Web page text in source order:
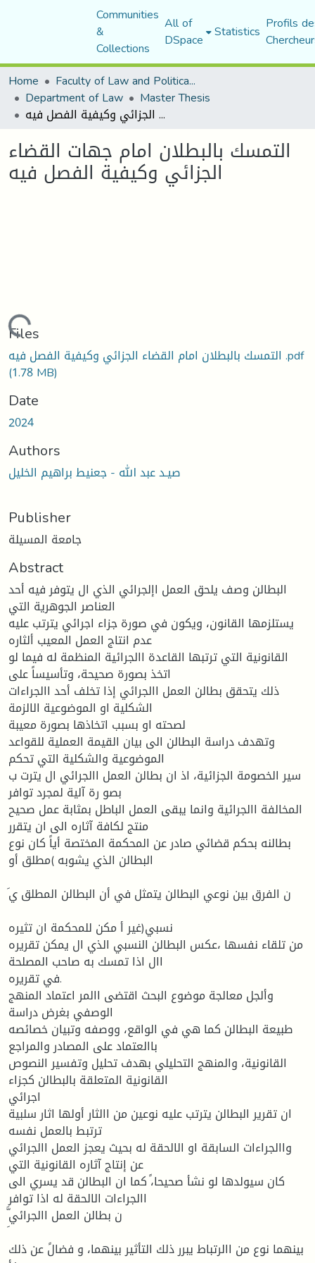
Communities
&
Collections
All of
DSpace Statistics Profils
Home
Faculty of Law and Political Science
Department of Law Master Thesis
التمسك بالبطلان امام جهات القضاء الجزائي وكيفية الفصل فيه
التمسك بالبطلان امام جهات القضاء
الجزائي وكيفية الفصل فيه
Files
التمسك بالبطلان امام القضاء الجزائي وكيفية الفصل فيه .pdf
(1.78 MB)
Date
2024
Authors
صيـد عبد الله - جعنيط براهيم الخليل
Publisher
جامعة المسيلة
Abstract
البطالن وصف يلحق العمل اإلجرائي الذي ال يتوفر فيه أحد
العناصر الجوهرية التي
يستلزمها القانون، ويكون في صورة جزاء اجرائي يترتب عليه
عدم انتاج العمل المعيب ألثاره
القانونية التي ترتبها القاعدة االجرائية المنظمة له فيما لو
اتخذ بصورة صحيحة، وتأسيساً على
ذلك يتحقق بطالن العمل االجرائي إذا تخلف أحد االجراءات
الشكلية او الموضوعية الالزمة
لصحته او بسبب اتخاذها بصورة معيبة
وتهدف دراسة البطالن الى بيان القيمة العملية للقواعد
الموضوعية والشكلية التي تحكم
سير الخصومة الجزائية، اذ ان بطالن العمل االجرائي ال يترت ب
بصو رة آلية لمجرد توافر
المخالفة االجرائية وانما يبقى العمل الباطل بمثابة عمل صحيح
منتج لكافة آثاره الى ان يتقرر
بطالنه بحكم قضائي صادر عن المحكمة المختصة أياً كان نوع
البطالن الذي يشوبه )مطلق أو
نسبي(غير أ مكن للمحكمة ان تثيره
من تلقاء نفسها ،عكس البطالن النسبي الذي ال يمكن تقريره
اال اذا تمسك به صاحب المصلحة
في تقريره.
وألجل معالجة موضوع البحث اقتضى االمر اعتماد المنهج
الوصفي بغرض دراسة
طبيعة البطالن كما هي في الواقع، ووصفه وتبيان خصائصه
باالعتماد على المصادر والمراجع
القانونية، والمنهج التحليلي بهدف تحليل وتفسير النصوص
القانونية المتعلقة بالبطالن كجزاء
اجرائي
ان تقرير البطالن يترتب عليه نوعين من االثار أولها اثار سلبية
ترتبط بالعمل نفسه
واالجراءات السابقة او الالحقة له بحيث يعجز العمل االجرائي
عن إنتاج آثاره القانونية التي
كان سيولدها لو نشأ صحيحا،ً كما ان البطالن قد يسري الى
االجراءات الالحقة له اذا توافر
بينهما نوع من االرتباط يبرر ذلك التأثير بينهما، و فضالً عن ذلك